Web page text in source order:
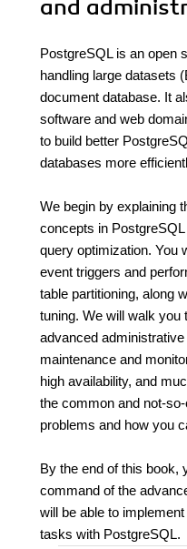
and
PostgreSQL is an open
handling large datasets
document database. It
software and web
to build better
databases more
We begin by explaining
concepts in
query optimization. You
event triggers and
table partitioning, along
tuning. We will walk you
advanced
maintenance and
high availability, and
the common and not-
problems and how you
By the end of this book,
command of the
will be able to
tasks with PostgreSQL.